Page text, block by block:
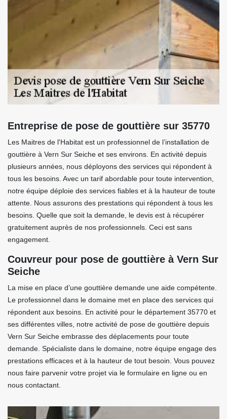
Entreprise de pose de gouttière sur 35770
Les Maitres de l'Habitat est un professionnel de l’installation de
gouttière à Vern Sur Seiche et ses environs. En activité depuis
plusieurs années, nous déployons des services qui répondent à
tous les besoins. Avec un tarif abordable pour toute intervention,
notre équipe déploie des services fiables et à la hauteur de toute
attente. Nous assurons des prestations qui répondent à tous les
besoins. Quelle que soit la demande, le devis est à récupérer
gratuitement auprès de nos professionnels. Ceci est sans
engagement.
Couvreur pour pose de gouttière à Vern Sur
Seiche
La mise en place d’une gouttière demande une aide compétente.
Le professionnel dans le domaine met en place des services qui
répondent aux besoins. En activité pour le département 35770 et
ses différentes villes, notre activité de pose de gouttière depuis
Vern Sur Seiche embrasse des déplacements pour toute
demande. Spécialiste dans le domaine, notre équipe engage des
prestations efficaces et à la hauteur de tout besoin. Vous pouvez
nous faire parvenir votre projet via le formulaire en ligne ou en
nous contactant.